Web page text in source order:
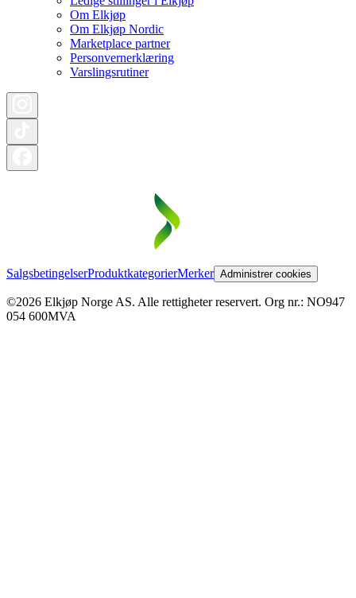
Om Elkjøp
Om Elkjøp Nordic
Marketplace partner
Personvernerklæring
Varslingsrutiner
SalgsbetingelserProduktkategorierMerker Administrer cookies
©2026 Elkjøp Norge AS. Alle rettigheter reservert. Org nr.: NO947
054 600MVA